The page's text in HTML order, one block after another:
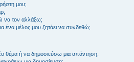
μου;
να τον αλλάξω;
ένα μέλος μου ζητάει να συνδεθώ;
ή να δημοσιεύσω μια απάντηση;